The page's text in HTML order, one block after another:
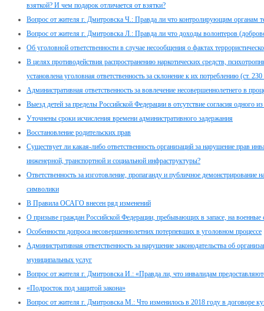
взяткой? И чем подарок отличается от взятки?
Вопрос от жителя г. Дмитровска Ч.: Правда ли что контролирующим органам
Вопрос от жителя г. Дмитровска Л.: Правда ли что доходы волонтеров
Об уголовной ответственности в случае несообщения о фактах
В целях противодействия распространению наркотических средств,
установлена уголовная ответственность за склонение к их потреблению (ст.
Административная ответственность за вовлечение несовершеннолетнего в
Выезд детей за пределы Российской Федерации в отсутствие согласия одного
Уточнены сроки исчисления времени административного задержания
Восстановление родительских прав
Существует ли какая-либо ответственность организаций за нарушение прав
инженерной, транспортной и социальной инфраструктуры?
Ответственность за изготовление, пропаганду и публичное демонстрирование
символики
В Правила ОСАГО внесен ряд изменений
О призыве граждан Российской Федерации, пребывающих в запасе, на военные
Особенности допроса несовершеннолетних потерпевших в уголовном процессе
Административная ответственность за нарушение законодательства об
муниципальных услуг
Вопрос от жителя г. Дмитровска И.: «Правда ли, что инвалидам
«Подросток под защитой закона»
Вопрос от жителя г. Дмитровска М.: Что изменилось в 2018 году в договоре